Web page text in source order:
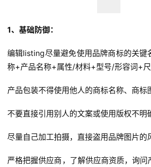
1、基础防御：
编辑listing尽量避免使用品牌商标的关键
称+产品名称+属性/材料+型号/形容词+尺
产品包装不得使用他人的商标名称、商标
不要直接引用别人的文案或使用版权不明
尽量自己加工拍摄，直接盗用品牌图片的
严格把握供应商，了解供应商资质，询问